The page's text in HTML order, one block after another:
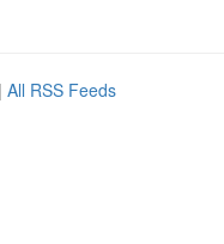
| All RSS Feeds